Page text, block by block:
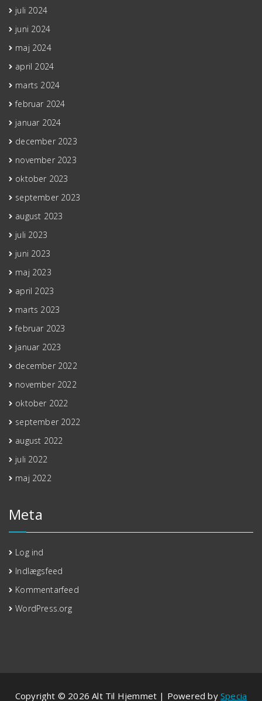
juli 2024
juni 2024
maj 2024
april 2024
marts 2024
februar 2024
januar 2024
december 2023
november 2023
oktober 2023
september 2023
august 2023
juli 2023
juni 2023
maj 2023
april 2023
marts 2023
februar 2023
januar 2023
december 2022
november 2022
oktober 2022
september 2022
august 2022
juli 2022
maj 2022
Meta
Log ind
Indlægsfeed
Kommentarfeed
WordPress.org
Copyright © 2026 Alt Til Hjemmet | Powered by Specia